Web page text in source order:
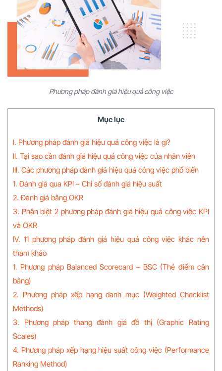
Phương pháp đánh giá hiệu quả công việc
Mục lục
I. Phương pháp đánh giá hiệu quả công việc là gì?
II. Tại sao cần đánh giá hiệu quả công việc của nhân viên
III. Các phương pháp đánh giá hiệu quả công việc phổ biến
1. Đánh giá qua KPI – Chỉ số đánh giá hiệu suất
2. Đánh giá bằng OKR
3. Phân biệt 2 phương pháp đánh giá hiệu quả công việc KPI
và OKR
IV. 11 phương pháp đánh giá hiệu quả công việc khác nên
tham khảo
1. Phương pháp Balanced Scorecard – BSC (Thẻ điểm cân
bằng)
2. Phương pháp xếp hạng danh mục (Weighted Checklist
Methods)
3. Phương pháp thang đánh giá đồ thị (Graphic Rating
Scales)
4. Phương pháp xếp hạng hiệu suất công việc (Performance
Ranking Method)